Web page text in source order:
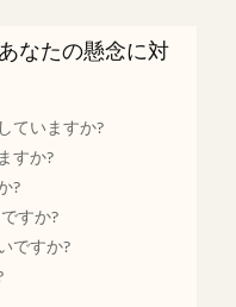
あなたの懸念に対
ていますか?
すか?
?
すか?
ですか?